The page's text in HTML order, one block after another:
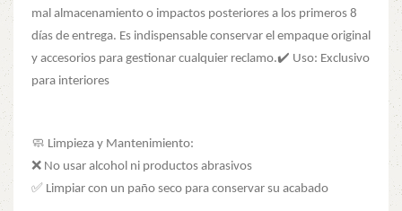
mal almacenamiento o impactos posteriores a los primeros 8
días de entrega. Es indispensable conservar el empaque original
y accesorios para gestionar cualquier reclamo.✔️ Uso: Exclusivo
para interiores
🧼 Limpieza y Mantenimiento:
❌ No usar alcohol ni productos abrasivos
✅ Limpiar con un paño seco para conservar su acabado